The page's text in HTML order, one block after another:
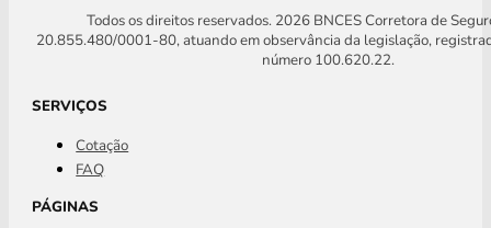
Todos os direitos reservados. 2026 BNCES Corretora de
20.855.480/0001-80, atuando em observância da legislação,
número 100.620.22.
SERVIÇOS
Cotação
FAQ
PÁGINAS